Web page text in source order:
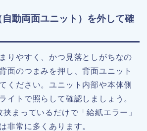
動両面ユニット）を外して確
りやすく、かつ見落としがちなの
面のつまみを押し、背面ユニット
ください。ユニット内部や本体側
イトで照らして確認しましょう。
まっているだけで「給紙エラー」
非常に多くあります。